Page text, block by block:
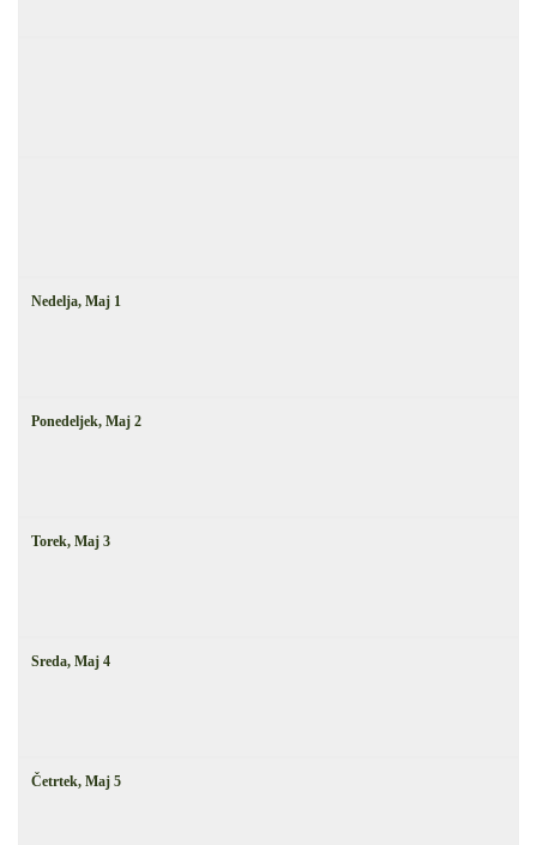
Nedelja, Maj 1
Ponedeljek, Maj 2
Torek, Maj 3
Sreda, Maj 4
Četrtek, Maj 5